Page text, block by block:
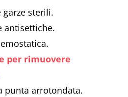
garze sterili.
antisettiche.
per rimuovere
punta arrotondata.